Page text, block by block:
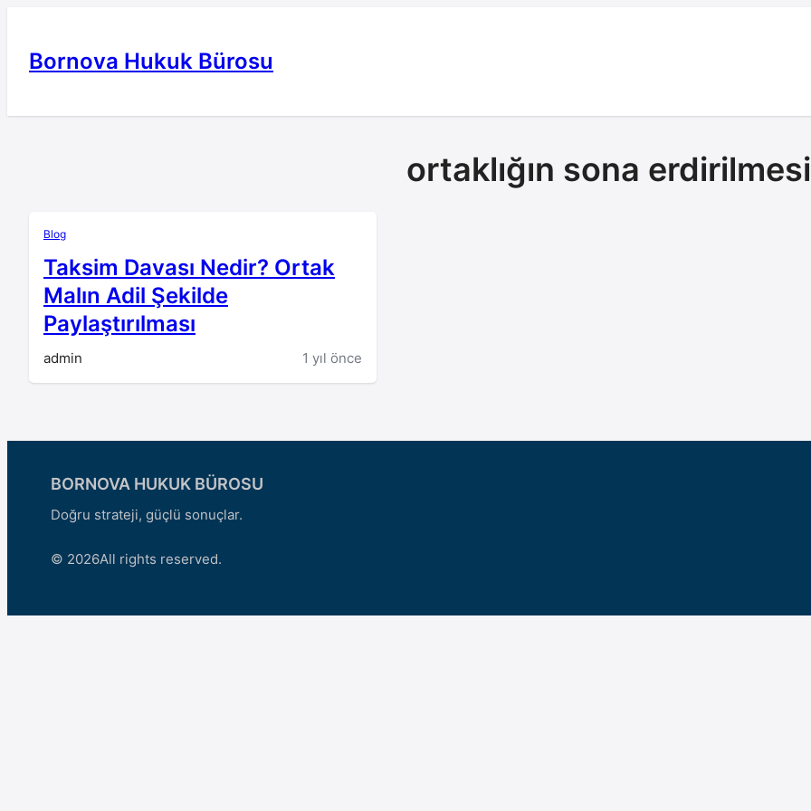
Bornova Hukuk Bürosu
ortaklığın sona erdirilmesi
Blog
Taksim Davası Nedir? Ortak
Malın Adil Şekilde
Paylaştırılması
admin 1 yıl önce
BORNOVA HUKUK BÜROSU
Doğru strateji, güçlü sonuçlar.
© 2026All rights reserved.